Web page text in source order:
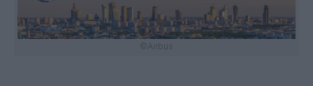
©Airbus